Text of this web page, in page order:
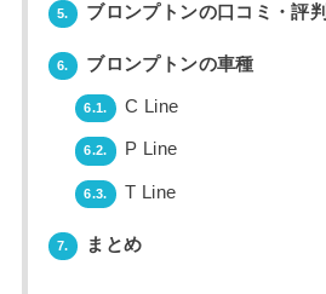
5. ブロンプトンの口コミ・評判
6. ブロンプトンの車種
6.1. C Line
6.2. P Line
6.3. T Line
7. まとめ